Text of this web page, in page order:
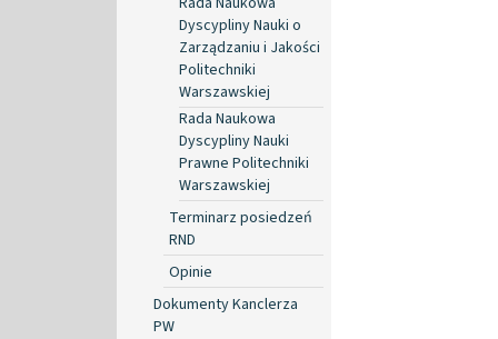
Dyscypliny Nauki o
Zarządzaniu i Jakości
Politechniki
Warszawskiej
Rada Naukowa
Dyscypliny Nauki
Prawne Politechniki
Warszawskiej
Terminarz posiedzeń
RND
Opinie
Dokumenty Kanclerza
PW